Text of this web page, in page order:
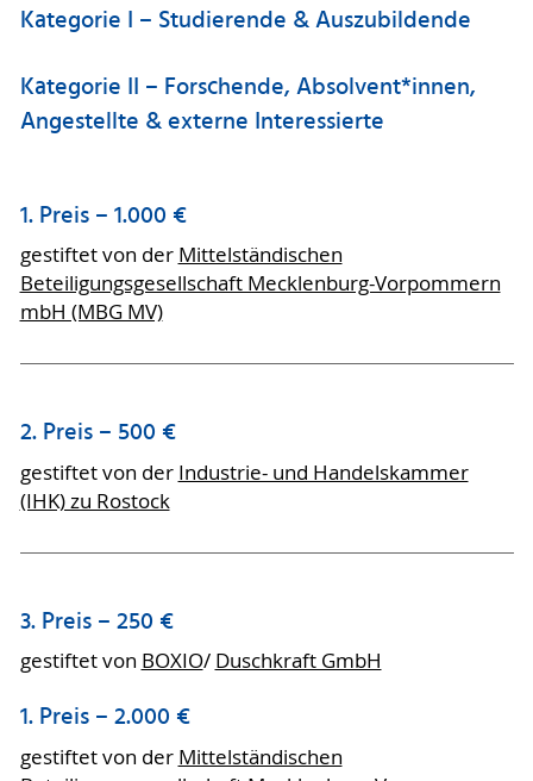
Kategorie I – Studierende & Auszubildende
Kategorie II – Forschende, Absolvent*innen,
Angestellte & externe Interessierte
1. Preis – 1.000 €
gestiftet von der Mittelständischen
Beteiligungsgesellschaft Mecklenburg-Vorpommern
mbH (MBG MV)
2. Preis – 500 €
gestiftet von der Industrie- und Handelskammer
(IHK) zu Rostock
3. Preis – 250 €
gestiftet von BOXIO/ Duschkraft GmbH
1. Preis – 2.000 €
gestiftet von der Mittelständischen